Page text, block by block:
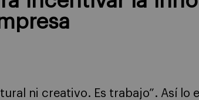
ni creativo. Es trabajo”. Así lo